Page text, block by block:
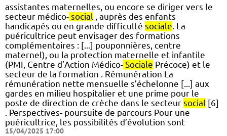
assistantes maternelles, ou encore se diriger vers le
secteur médico- social
, auprès des enfants
handicapés ou en grande difficulté sociale . La
puéricultrice peut envisager des formations
complémentaires : [...] pouponnières, centre
maternel), ou la protection maternelle et infantile
(PMI, Centre d’Action Médico- Sociale Précoce) et le
secteur de la formation . Rémunération La
rémunération nette mensuelle s’échelonne [...] aux
gardes en milieu hospitalier et une prime pour le
poste de direction de crèche dans le secteur social [6]
. Perspectives- poursuite de parcours Pour une
puéricultrice, les possibilités d’évolution sont
15/04/2025 17:00